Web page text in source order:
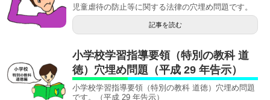
児童虐待の防止等に関する法律の穴埋め問題です。
記事を読む
小学校学習指導要領（特別の教科 道
徳）穴埋め問題（平成 29 年告示）
小学校学習指導要領（特別の教科 道徳）穴埋め問題
です。（平成 29 年告示）